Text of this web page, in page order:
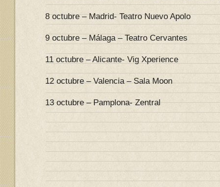
8 octubre – Madrid- Teatro Nuevo Apolo
9 octubre – Málaga – Teatro Cervantes
11 octubre – Alicante- Vig Xperience
12 octubre – Valencia – Sala Moon
13 octubre – Pamplona- Zentral